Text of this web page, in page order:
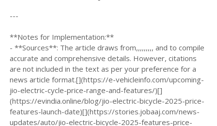
---
**Notes for Implementation:**
- **Sources**: The article draws from,,,,,,,,, and to compile
accurate and comprehensive details. However, citations
are not included in the text as per your preference for a
news article format.[](https://e-vehicleinfo.com/upcoming-
jio-electric-cycle-price-range-and-features/)[]
(https://evindia.online/blog/jio-electric-bicycle-2025-price-
features-launch-date)[](https://stories.jobaaj.com/news-
updates/auto/jio-electric-bicycle-2025-features-price-